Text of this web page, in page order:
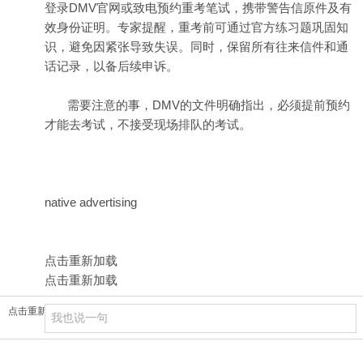
登录DMV官网或致电预约重考笔试，携带警告信原件及有
效身份证明。专家提醒，重考前可通过官方练习题巩固知
识，避免因紧张导致失误。同时，保留所有往来信件和通
话记录，以备后续申诉。
需要注意的事，DMV的文件明确指出，必须提前预约
才能去考试，不接受现场排队的考试。
native advertising
点击重新加载
点击重新加载
点击重新加载